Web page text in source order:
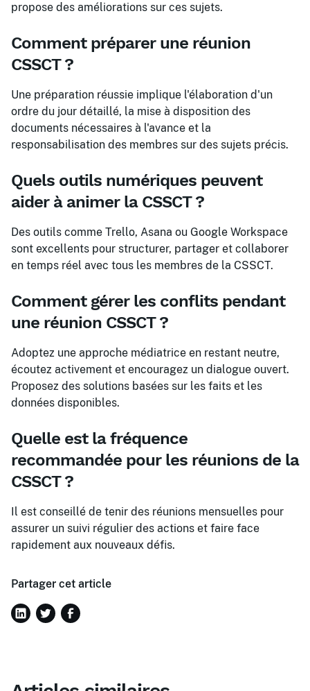
propose des améliorations sur ces sujets.
Comment préparer une réunion
CSSCT ?
Une préparation réussie implique l'élaboration d'un
ordre du jour détaillé, la mise à disposition des
documents nécessaires à l'avance et la
responsabilisation des membres sur des sujets précis.
Quels outils numériques peuvent
aider à animer la CSSCT ?
Des outils comme Trello, Asana ou Google Workspace
sont excellents pour structurer, partager et collaborer
en temps réel avec tous les membres de la CSSCT.
Comment gérer les conflits pendant
une réunion CSSCT ?
Adoptez une approche médiatrice en restant neutre,
écoutez activement et encouragez un dialogue ouvert.
Proposez des solutions basées sur les faits et les
données disponibles.
Quelle est la fréquence
recommandée pour les réunions de la
CSSCT ?
Il est conseillé de tenir des réunions mensuelles pour
assurer un suivi régulier des actions et faire face
rapidement aux nouveaux défis.
Partager cet article